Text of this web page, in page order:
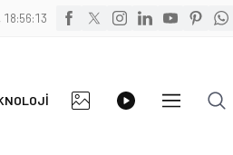
DİĞER